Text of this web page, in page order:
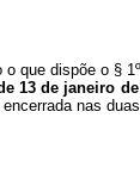
o que dispõe o §
13 de janeiro
nas